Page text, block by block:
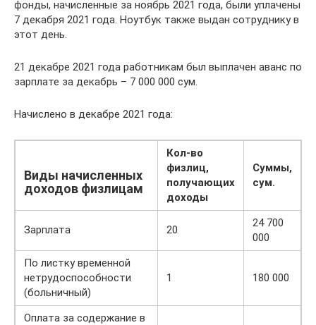
фонды, начисленные за ноябрь 2021 года, были уплачены
7 декабря 2021 года. Ноутбук также выдан сотруднику в
этот день.
21 декабре 2021 года работникам был выплачен аванс по
зарплате за декабрь – 7 000 000 сум.
Начислено в декабре 2021 года:
Виды начисленных
доходов физлицам
Кол-во
физлиц,
получающих
доходы
Суммы,
сум.
Зарплата 20
24 700
000
По листку временной
нетрудоспособности
(больничный)
1 180 000
Оплата за содержание в